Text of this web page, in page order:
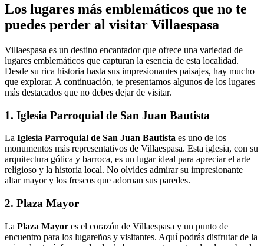
Los lugares más emblemáticos que no te
puedes perder al visitar Villaespasa
Villaespasa es un destino encantador que ofrece una variedad de
lugares emblemáticos que capturan la esencia de esta localidad.
Desde su rica historia hasta sus impresionantes paisajes, hay mucho
que explorar. A continuación, te presentamos algunos de los lugares
más destacados que no debes dejar de visitar.
1. Iglesia Parroquial de San Juan Bautista
La Iglesia Parroquial de San Juan Bautista es uno de los
monumentos más representativos de Villaespasa. Esta iglesia, con su
arquitectura gótica y barroca, es un lugar ideal para apreciar el arte
religioso y la historia local. No olvides admirar su impresionante
altar mayor y los frescos que adornan sus paredes.
2. Plaza Mayor
La Plaza Mayor es el corazón de Villaespasa y un punto de
encuentro para los lugareños y visitantes. Aquí podrás disfrutar de la